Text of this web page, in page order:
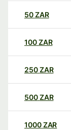
50ZAR
100ZAR
250ZAR
500ZAR
1000ZAR